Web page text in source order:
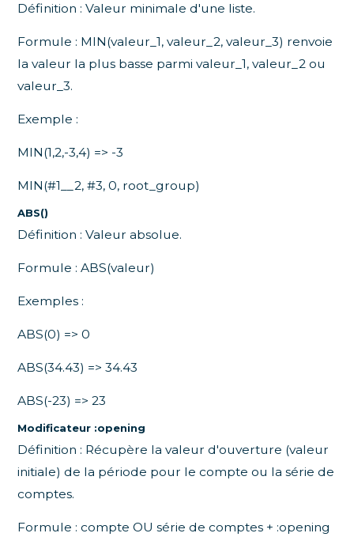
Définition : Valeur minimale d'une liste.
Formule : MIN(valeur_1, valeur_2, valeur_3) renvoie
la valeur la plus basse parmi valeur_1, valeur_2 ou
valeur_3.
Exemple :
MIN(1,2,-3,4) => -3
MIN(#1__2, #3, 0, root_group)
ABS()
Définition : Valeur absolue.
Formule : ABS(valeur)
Exemples :
ABS(0) => 0
ABS(34.43) => 34.43
ABS(-23) => 23
Modificateur :opening
Définition : Récupère la valeur d'ouverture (valeur
initiale) de la période pour le compte ou la série de
comptes.
Formule : compte OU série de comptes + :opening